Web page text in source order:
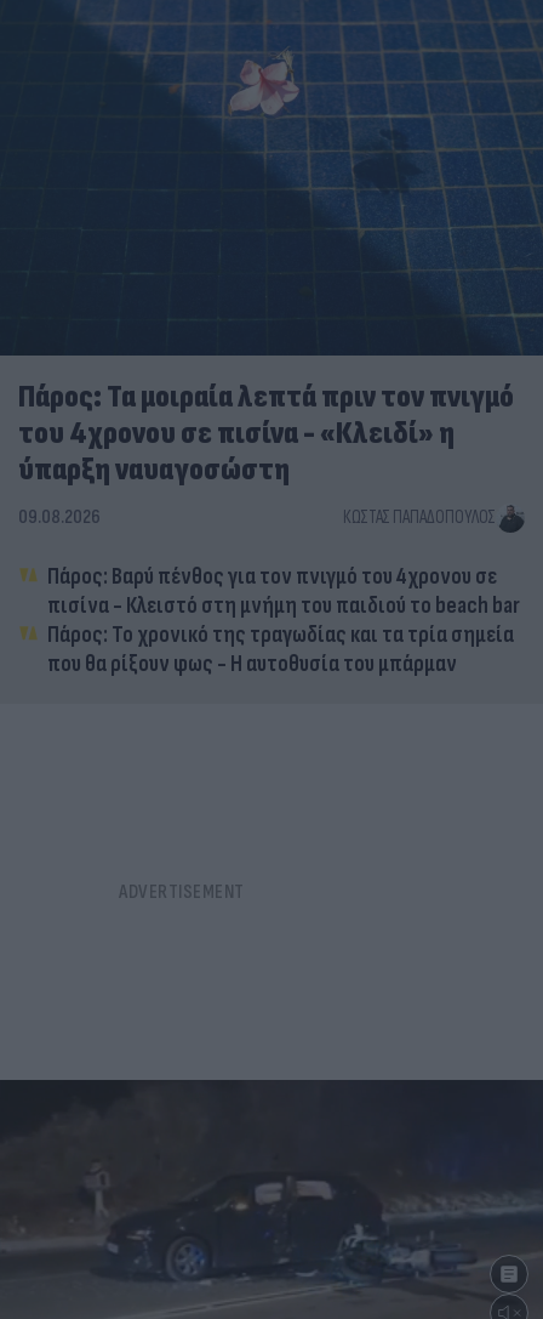
Πάρος: Τα μοιραία λεπτά πριν τον πνιγμό
του 4χρονου σε πισίνα - «Κλειδί» η
ύπαρξη ναυαγοσώστη
09.08.2026 ΚΏΣΤΑΣ ΠΑΠΑΔΌΠΟΥΛΟΣ
Πάρος: Βαρύ πένθος για τον πνιγμό του 4χρονου σε
πισίνα - Κλειστό στη μνήμη του παιδιού το beach bar
Πάρος: Το χρονικό της τραγωδίας και τα τρία σημεία
που θα ρίξουν φως - Η αυτοθυσία του μπάρμαν